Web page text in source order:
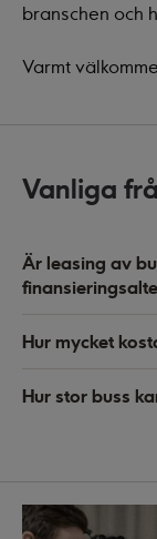
branschen och
Varmt
Vanliga
Är leasing av
Hur mycket
Hur stor buss